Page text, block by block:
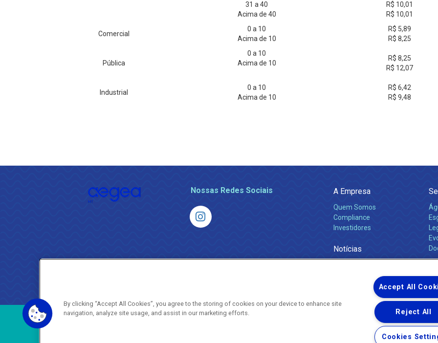
31 a 40
Acima de 40
R$ 10,01
R$ 10,01
Comercial
0 a 10
Acima de 10
R$ 5,89
R$ 8,25
Pública
0 a 10
Acima de 10
R$ 8,25
R$ 12,07
Industrial
0 a 10
Acima de 10
R$ 6,42
R$ 9,48
Nossas Redes Sociais A Empresa
Quem Somos
Compliance
Investidores
Notícias
Copyright ® 2026 - Todos os Direitos Reservados.
By clicking “Accept All Cookies”, you agree to the storing of cookies on your device to enhance site
navigation, analyze site usage, and assist in our marketing efforts.
Accept All
Reject All
Cookies